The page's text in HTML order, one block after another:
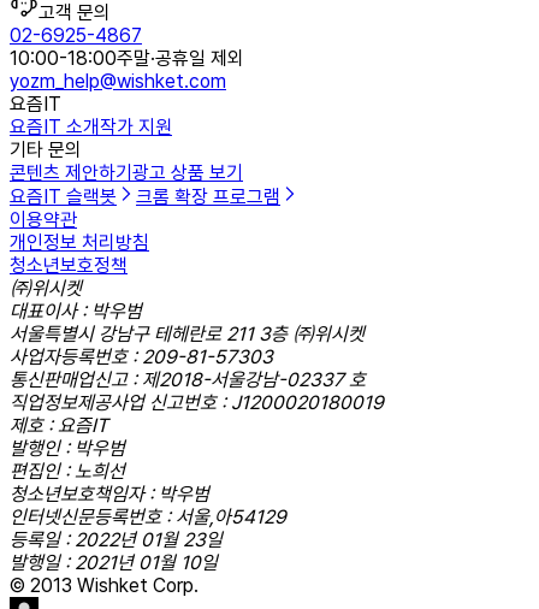
고객 문의
02-6925-4867
10:00-18:00주말·공휴일 제외
yozm_help@wishket.com
요즘IT
요즘IT 소개작가 지원
기타 문의
콘텐츠 제안하기 광고 상품 보기
요즘IT 슬랙봇
크롬 확장 프로그램
이용약관
개인정보 처리방침
청소년보호정책
㈜위시켓
대표이사 : 박우범
서울특별시 강남구 테헤란로 211 3층 ㈜위시켓
사업자등록번호 : 209-81-57303
통신판매업신고 : 제2018-서울강남-02337 호
직업정보제공사업 신고번호 : J1200020180019
제호 : 요즘IT
발행인 : 박우범
편집인 : 노희선
청소년보호책임자 : 박우범
인터넷신문등록번호 : 서울,아54129
등록일 : 2022년 01월 23일
발행일 : 2021년 01월 10일
© 2013 Wishket Corp.